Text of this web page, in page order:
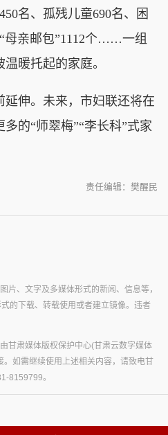
名、孤残儿童690名、困
母亲邮包”1112个……一组
暖托起的家庭。
伸。未来，市妇联还将在
的“师翠梅”“李长科”式家
责任编辑：樊醒民
片、文字及多媒体形式的新闻、信息等，
的下载、转载使用或者建立镜像。违者
甘肃媒体版权保护中心(甘肃云数字媒体
如需继续使用上述相关内容，请致电甘
8159799。